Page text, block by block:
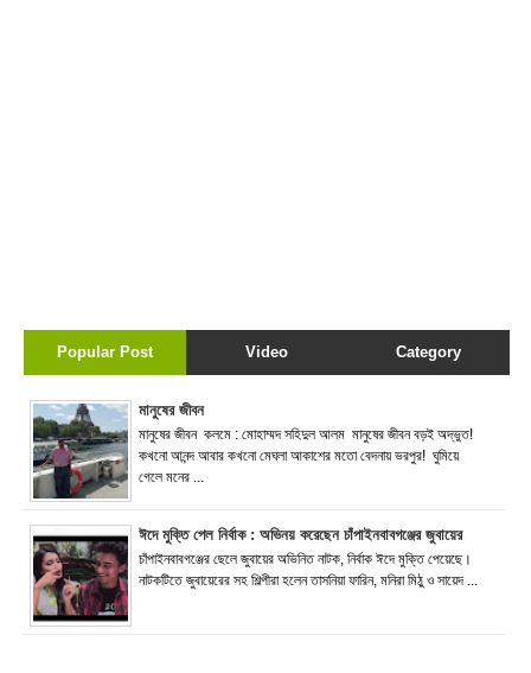
Popular Post Video Category
মানুষের জীবন
মানুষের জীবন কলমে : মোহাম্মদ সহিদুল আলম মানুষের জীবন বড়ই অদ্ভুত!
কখনো আনন্দ আবার কখনো মেঘলা আকাশের মতো বেদনায় ভরপুর! ঘুমিয়ে
গেলে মনের ...
ঈদে মুক্তি পেল নির্বাক : অভিনয় করেছেন চাঁপাইনবাবগঞ্জের জুবায়ের
চাঁপাইনবাবগঞ্জের ছেলে জুবায়ের অভিনিত নাটক, নির্বাক ঈদে মুক্তি পেয়েছে।
নাটকটিতে জুবায়েরের সহ শিল্পীরা হলেন তাসনিয়া ফারিন, মনিরা মিঠু ও সায়েদ ...